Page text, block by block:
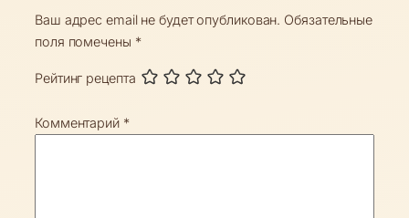
Ваш адрес email не будет опубликован. Обязательные
поля помечены *
Рейтинг рецепта
Комментарий *